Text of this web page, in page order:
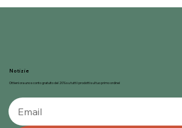
Ottieni ora uno sconto gratuito del 20% su tutti i prodotti sul tuo primo ordine!